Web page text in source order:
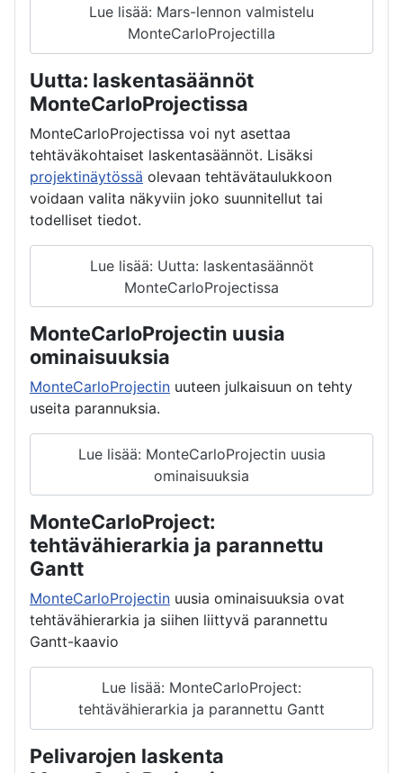
Lue lisää: Mars-lennon valmistelu
MonteCarloProjectilla
Uutta: laskentasäännöt
MonteCarloProjectissa
MonteCarloProjectissa voi nyt asettaa
tehtäväkohtaiset laskentasäännöt. Lisäksi
projektinäytössä olevaan tehtävätaulukkoon
voidaan valita näkyviin joko suunnitellut tai
todelliset tiedot.
Lue lisää: Uutta: laskentasäännöt
MonteCarloProjectissa
MonteCarloProjectin uusia
ominaisuuksia
MonteCarloProjectin uuteen julkaisuun on tehty
useita parannuksia.
Lue lisää: MonteCarloProjectin uusia
ominaisuuksia
MonteCarloProject:
tehtävähierarkia ja parannettu
Gantt
MonteCarloProjectin uusia ominaisuuksia ovat
tehtävähierarkia ja siihen liittyvä parannettu
Gantt-kaavio
Lue lisää: MonteCarloProject:
tehtävähierarkia ja parannettu Gantt
Pelivarojen laskenta